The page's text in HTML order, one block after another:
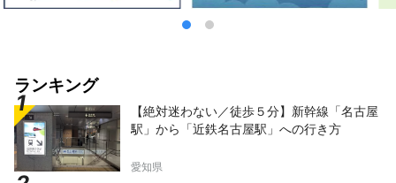
ランキング
【絶対迷わない／徒歩５分】新幹線「名古屋
駅」から「近鉄名古屋駅」への行き方
愛知県